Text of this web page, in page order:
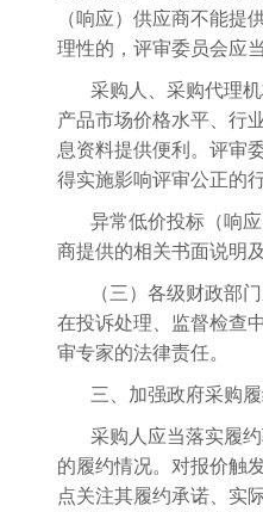
（响应）供应商不能提
理性的，评审委员会应
采购人、采购代理
产品市场价格水平、行
息资料提供便利。评审
得实施影响评审公正的
异常低价投标（响
商提供的相关书面说明
（三）各级财政部
在投诉处理、监督检查
审专家的法律责任。
三、加强政府采购
采购人应当落实履
的履约情况。对报价触
点关注其履约承诺、实